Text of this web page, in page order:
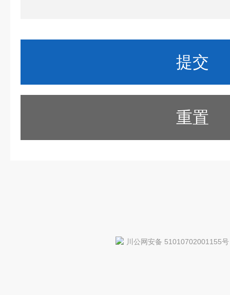
重置
川公网安备 51010702001155号